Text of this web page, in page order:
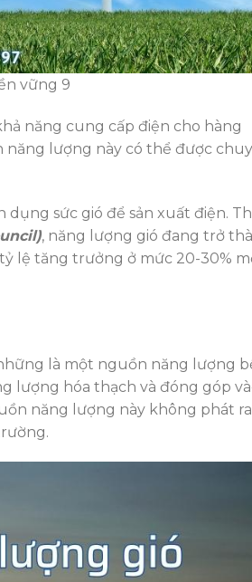
vững 9
năng cung cấp điện cho hàng
năng lượng này có thể được
dụng sức gió để sản xuất điện.
, năng lượng gió đang trở
lệ tăng trưởng ở mức 20-30%
là một nguồn năng lượng
lượng hóa thạch và đóng góp
năng lượng này không phát ra